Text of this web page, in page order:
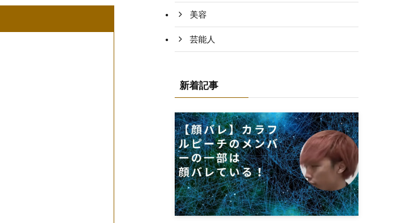
美容
芸能人
新着記事